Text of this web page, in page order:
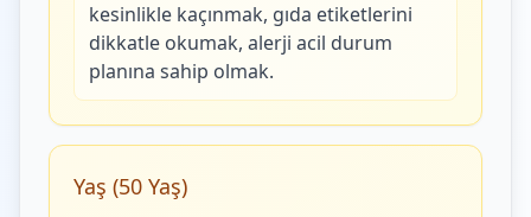
kesinlikle kaçınmak, gıda etiketlerini
dikkatle okumak, alerji acil durum
planına sahip olmak.
Yaş (50 Yaş)